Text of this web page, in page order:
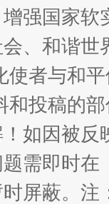
强国家
、和谐
使者与和
和投稿的
如因被
需即时在
屏蔽。